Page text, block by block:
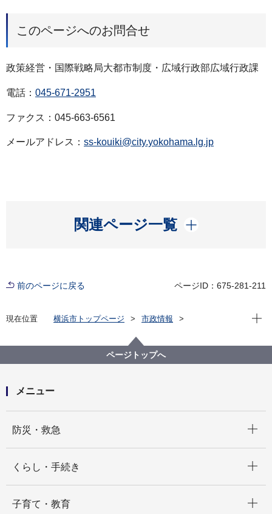
このページへのお問合せ
政策経営・国際戦略局大都市制度・広域行政部広域行政課
電話： 045-671-2951
ファクス：045-663-6561
メールアドレス： ss-kouiki@city.yokohama.lg.jp
関連ページ一覧
開く
前のページに戻る ページID：675-281-211
現在位置 横浜市トップページ
市政情報
政策経営・国際戦略局
九都県市首脳会議（WEB会議）の開催および、「九都
県市のきらりと光る産業技術」表彰について
現在
ページトップへ
メニュー
防災・救急
くらし・手続き
子育て・教育